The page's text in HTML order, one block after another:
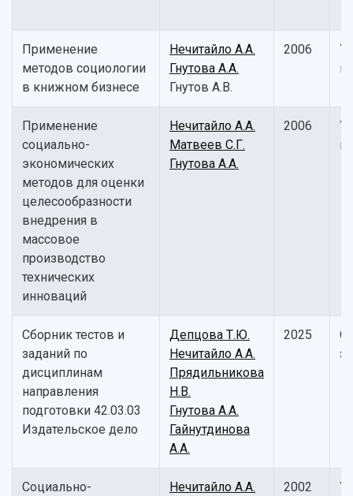
Применение
методов социологии
в книжном бизнесе
Нечитайло А.А.
Гнутова А.А.
Гнутов А.В.
2006
Применение
социально-
экономических
методов для оценки
целесообразности
внедрения в
массовое
производство
технических
инноваций
Нечитайло А.А.
Матвеев С.Г.
Гнутова А.А.
2006
Сборник тестов и
заданий по
дисциплинам
направления
подготовки 42.03.03
Издательское дело
Депцова Т.Ю.
Нечитайло А.А.
Прядильникова
Н.В.
Гнутова А.А.
Гайнутдинова
А.А.
2025
Социально-
Нечитайло А.А.
2002